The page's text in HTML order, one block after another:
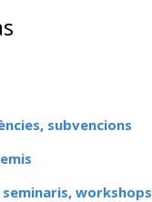
subvencions
workshops